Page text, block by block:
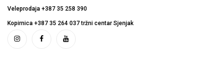
Veleprodaja +387 35 258 390
Kopirnica +387 35 264 037 tržni centar Sjenjak